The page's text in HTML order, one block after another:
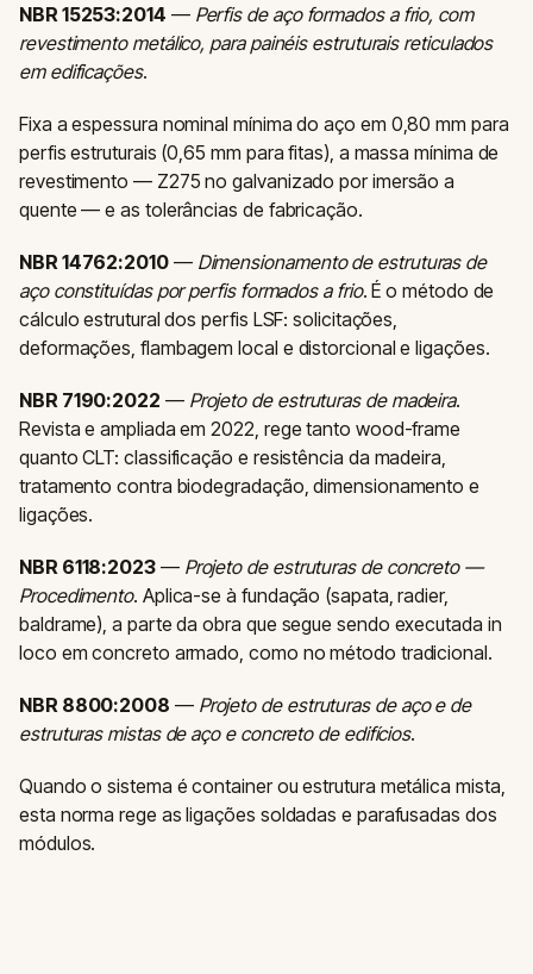
NBR 15253:2014 — Perfis de aço formados a frio, com
revestimento metálico, para painéis estruturais reticulados
em edificações.
Fixa a espessura nominal mínima do aço em 0,80 mm para
perfis estruturais (0,65 mm para fitas), a massa mínima de
revestimento — Z275 no galvanizado por imersão a
quente — e as tolerâncias de fabricação.
NBR 14762:2010— Dimensionamento de estruturas de
aço constituídas por perfis formados a frio. É o método de
cálculo estrutural dos perfis LSF: solicitações,
deformações, flambagem local e distorcional e ligações.
NBR 7190:2022 — Projeto de estruturas de madeira.
Revista e ampliada em 2022, rege tanto wood-frame
quanto CLT: classificação e resistência da madeira,
tratamento contra biodegradação, dimensionamento e
ligações.
NBR 6118:2023— Projeto de estruturas de concreto —
Procedimento. Aplica-se à fundação (sapata, radier,
baldrame), a parte da obra que segue sendo executada in
loco em concreto armado, como no método tradicional.
NBR 8800:2008 — Projeto de estruturas de aço e de
estruturas mistas de aço e concreto de edifícios.
Quando o sistema é container ou estrutura metálica mista,
esta norma rege as ligações soldadas e parafusadas dos
módulos.